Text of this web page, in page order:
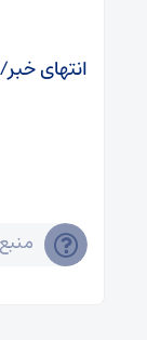
انتهای خبر/